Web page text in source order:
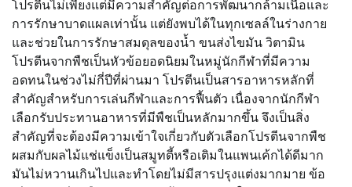
โปรตีนไม่เพียงแต่มีความสำคัญต่อการพัฒนากล้ามเนื้อและ
การรักษาบาดแผลเท่านั้น แต่ยังพบได้ในทุกเซลล์ในร่างกาย
และช่วยในการรักษาสมดุลของน้ำ ขนส่งไขมัน วิตามิน
โปรตีนจากพืชเป็นหัวข้อยอดนิยมในหมู่นักกีฬาที่มีความ
อดทนในช่วงไม่กี่ปีที่ผ่านมา โปรตีนเป็นสารอาหารหลักที่
สำคัญสำหรับการเล่นกีฬาและการฟื้นตัว เนื่องจากนักกีฬา
เลือกรับประทานอาหารที่มีพืชเป็นหลักมากขึ้น จึงเป็นสิ่ง
สำคัญที่จะต้องมีความเข้าใจเกี่ยวกับตัวเลือกโปรตีนจากพืช
ผสมกับผลไม้แช่แข็งเป็นสมูทตี้หรือเติมในแพนเค้กได้ดีมาก
มันไม่หวานเกินไปและทำโดยไม่มีสารปรุงแต่งมากมาย ข้อ